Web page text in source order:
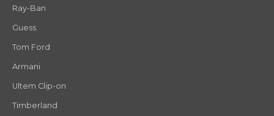
Ray-Ban
Guess
Tom Ford
Armani
Ultem Clip-on
Timberland